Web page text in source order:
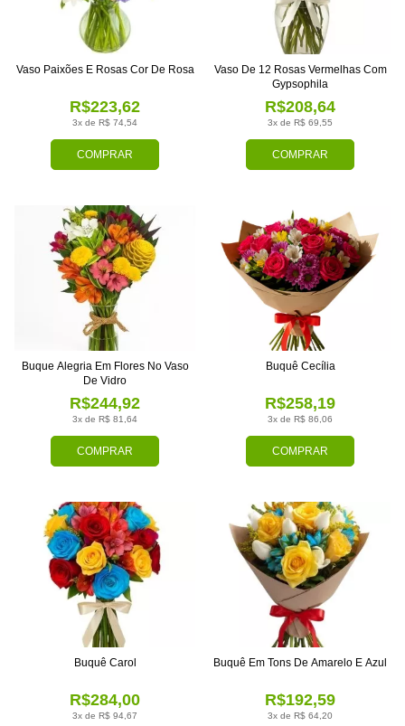
COMPRAR
3x de R$ 74,54
R$223,62
Vaso Paixões E Rosas Cor De Rosa
COMPRAR
3x de R$ 69,55
R$208,64
Vaso De 12 Rosas Vermelhas Com
Gypsophila
COMPRAR
3x de R$ 81,64
R$244,92
Buque Alegria Em Flores No Vaso
De Vidro
COMPRAR
3x de R$ 86,06
R$258,19
Buquê Cecília
3x de R$ 94,67
R$284,00
Buquê Carol
3x de R$ 64,20
R$192,59
Buquê Em Tons De Amarelo E Azul